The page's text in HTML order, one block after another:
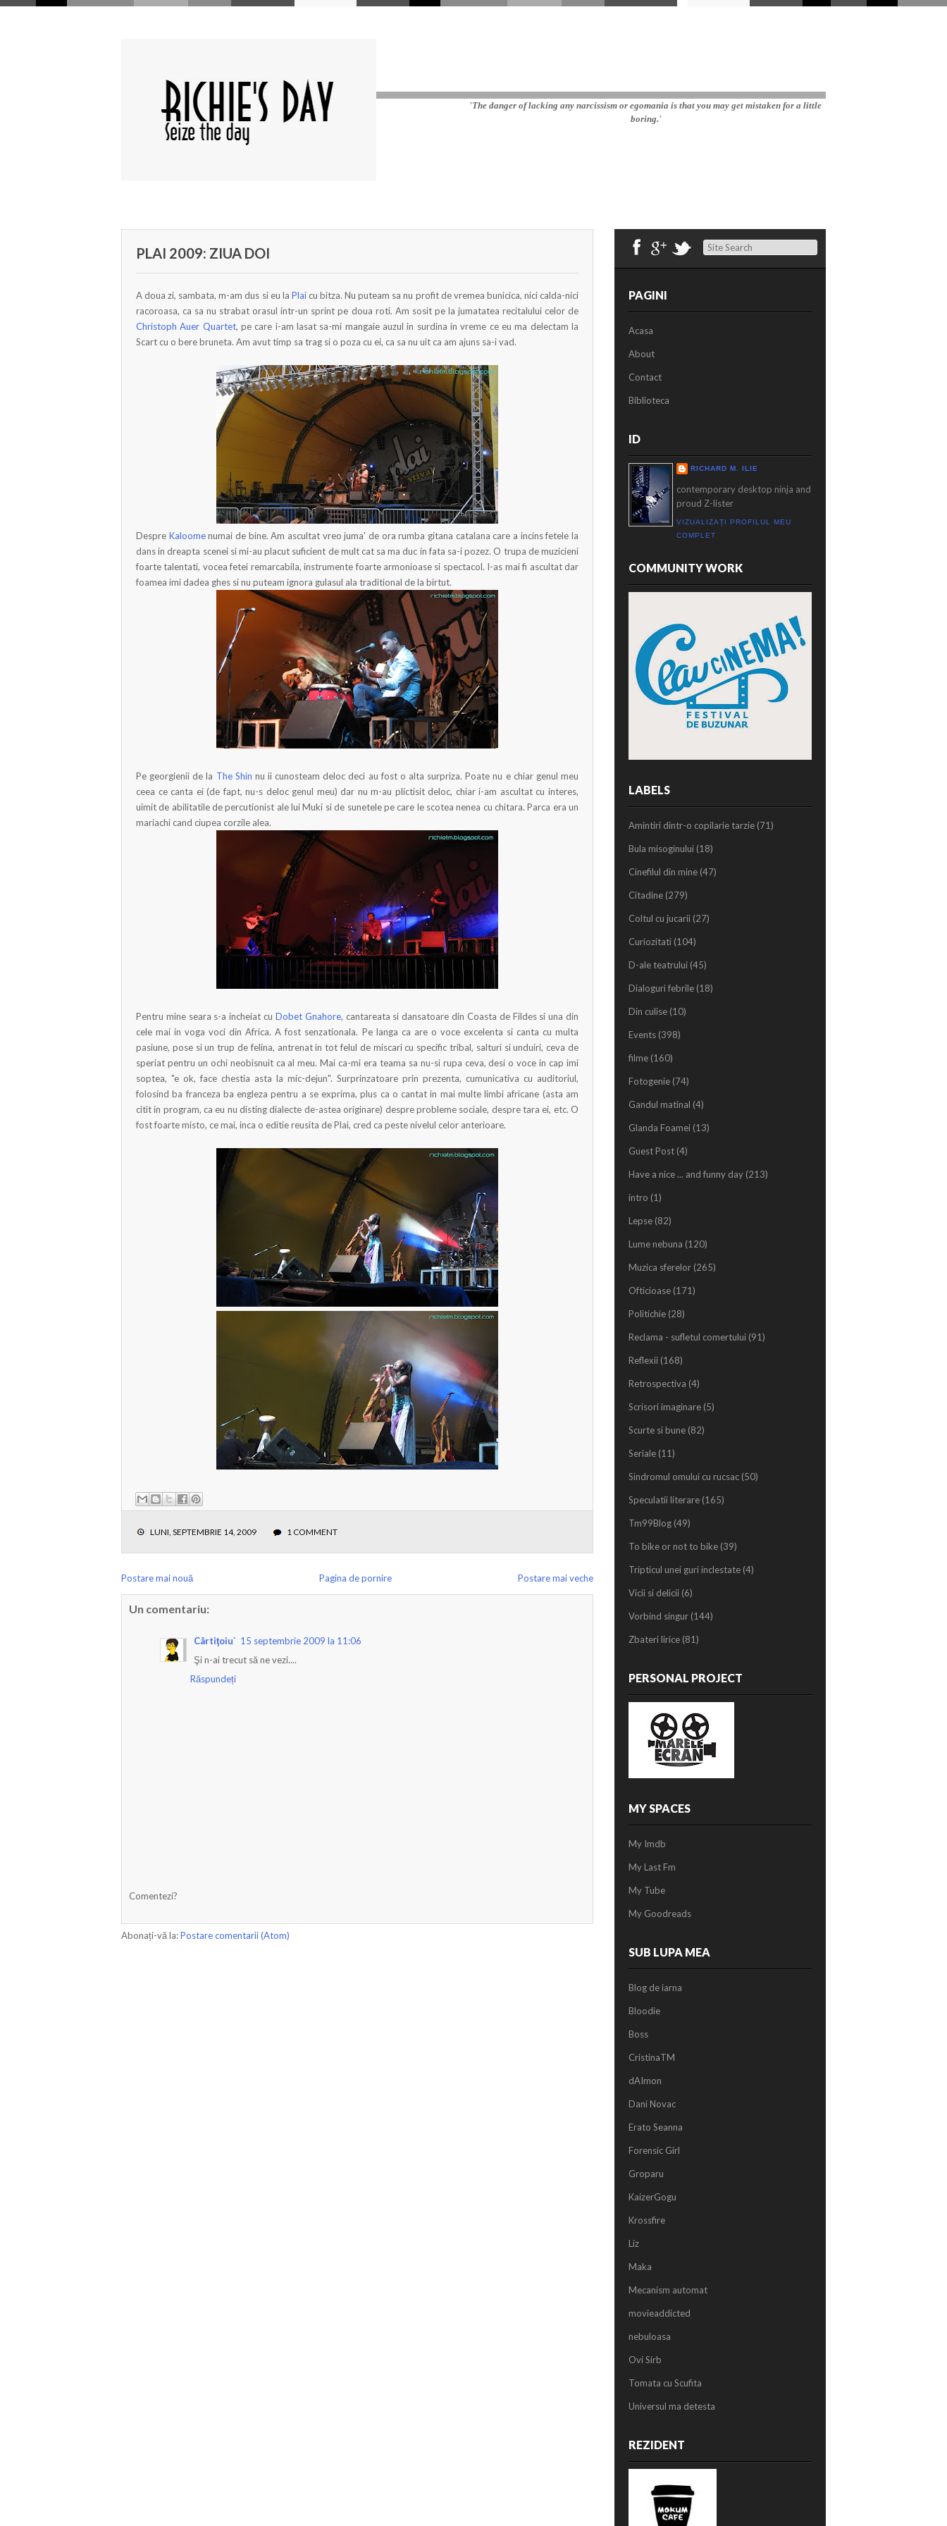
'The danger of lacking any narcissism or egomania is that you may get mistaken for a little
boring.'
PLAI 2009: ZIUA DOI
A doua zi, sambata, m-am dus si eu la Plaicu bitza. Nu puteam sa nu profit de vremea bunicica, nici calda-nici
racoroasa, ca sa nu strabat orasul intr-un sprint pe doua roti. Am sosit pe la jumatatea recitalului celor de
Christoph Auer Quartet, pe care i-am lasat sa-mi mangaie auzul in surdina in vreme ce eu ma delectam la
Scart cu o bere bruneta. Am avut timp sa trag si o poza cu ei, ca sa nu uit ca am ajuns sa-i vad.
Despre Kaloomenumai de bine. Am ascultat vreo juma' de ora rumba gitana catalana care a incins fetele la
dans in dreapta scenei si mi-au placut suficient de mult cat sa ma duc in fata sa-i pozez. O trupa de muzicieni
foarte talentati, vocea fetei remarcabila, instrumente foarte armonioase si spectacol. I-as mai fi ascultat dar
foamea imi dadea ghes si nu puteam ignora gulasul ala traditional de la birtut.
Pe georgienii de la The Shin nu ii cunosteam deloc deci au fost o alta surpriza. Poate nu e chiar genul meu
ceea ce canta ei (de fapt, nu-s deloc genul meu) dar nu m-au plictisit deloc, chiar i-am ascultat cu interes,
uimit de abilitatile de percutionist ale lui Muki si de sunetele pe care le scotea nenea cu chitara. Parca era un
mariachi cand ciupea corzile alea.
Pentru mine seara s-a incheiat cu Dobet Gnahore, cantareata si dansatoare din Coasta de Fildes si una din
cele mai in voga voci din Africa. A fost senzationala. Pe langa ca are o voce excelenta si canta cu multa
pasiune, pose si un trup de felina, antrenat in tot felul de miscari cu specific tribal, salturi si unduiri, ceva de
speriat pentru un ochi neobisnuit ca al meu. Mai ca-mi era teama sa nu-si rupa ceva, desi o voce in cap imi
soptea, "e ok, face chestia asta la mic-dejun". Surprinzatoare prin prezenta, cumunicativa cu auditoriul,
folosind ba franceza ba engleza pentru a se exprima, plus ca o cantat in mai multe limbi africane (asta am
citit in program, ca eu nu disting dialecte de-astea originare) despre probleme sociale, despre tara ei, etc. O
fost foarte misto, ce mai, inca o editie reusita de Plai, cred ca peste nivelul celor anterioare.
LUNI, SEPTEMBRIE 14, 2009 1 COMMENT
Postare mai nouă Postare mai veche
Pagina de pornire
Un comentariu:
Cârtiţoiu` 15 septembrie 2009 la 11:06
Şi n-ai trecut să ne vezi....
Răspundeți
Comentezi?
Abonați-vă la:Postare comentarii (Atom)
Search
PAGINI
Acasa
About
Contact
Biblioteca
ID
RICHARD M. ILIE
contemporary desktop ninja and
proud Z-lister
VIZUALIZAȚI PROFILUL MEU
COMPLET
COMMUNITY WORK
LABELS
Amintiri dintr-o copilarie tarzie (71)
Bula misoginului (18)
Cinefilul din mine (47)
Citadine (279)
Coltul cu jucarii (27)
Curiozitati (104)
D-ale teatrului (45)
Dialoguri febrile (18)
Din culise (10)
Events (398)
filme (160)
Fotogenie (74)
Gandul matinal (4)
Glanda Foamei (13)
Guest Post (4)
Have a nice ... and funny day (213)
intro (1)
Lepse (82)
Lume nebuna (120)
Muzica sferelor (265)
Ofticioase (171)
Politichie (28)
Reclama - sufletul comertului (91)
Reflexii (168)
Retrospectiva (4)
Scrisori imaginare (5)
Scurte si bune (82)
Seriale (11)
Sindromul omului cu rucsac (50)
Speculatii literare (165)
Tm99Blog (49)
To bike or not to bike (39)
Tripticul unei guri inclestate (4)
Vicii si delicii (6)
Vorbind singur (144)
Zbateri lirice (81)
PERSONAL PROJECT
MY SPACES
My Imdb
My Last Fm
My Tube
My Goodreads
SUB LUPA MEA
Blog de iarna
Bloodie
Boss
CristinaTM
dAImon
Dani Novac
Erato Seanna
Forensic Girl
Groparu
KaizerGogu
Krossfire
Liz
Maka
Mecanism automat
movieaddicted
nebuloasa
Ovi Sirb
Tomata cu Scufita
Universul ma detesta
REZIDENT